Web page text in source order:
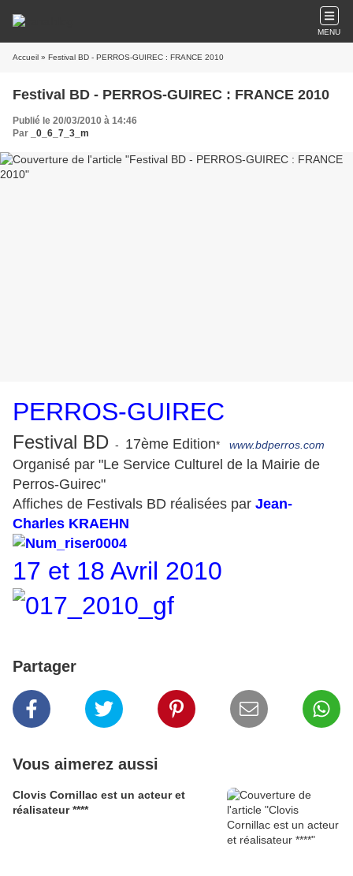
MENU
Accueil » Festival BD - PERROS-GUIREC : FRANCE 2010
Festival BD - PERROS-GUIREC : FRANCE 2010
Publié le 20/03/2010 à 14:46
Par
_0_6_7_3_m
PERROS-GUIREC
Festival BD - 17ème Edition* www.bdperros.com
Organisé par "Le Service Culturel de la Mairie de
Perros-Guirec"
Affiches de Festivals BD réalisées par Jean-
Charles KRAEHN
17 et 18 Avril 2010
Partager
Vous aimerez aussi
Clovis Cornillac est un acteur et
réalisateur ****